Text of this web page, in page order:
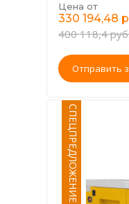
Цена от
330 194,48
400 118,4
Отправить
СПЕЦПРЕДЛОЖЕНИЕ